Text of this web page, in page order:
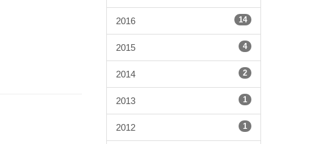
2016 14
2015 4
2014 2
2013 1
2012 1